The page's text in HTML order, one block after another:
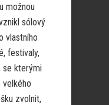
možnou
sólový
vlastního
festivaly,
se kterými
zvolnit,